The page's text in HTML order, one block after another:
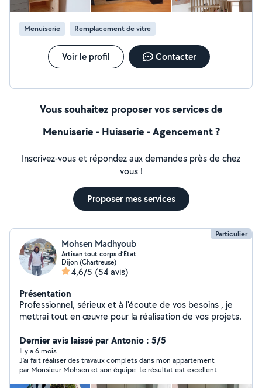
Menuiserie Remplacement de vitre
Voir le profil Contacter
Vous souhaitez proposer vos services de
Menuiserie - Huisserie - Agencement ?
Inscrivez-vous et répondez aux demandes près de chez
vous !
Proposer mes services
Particulier
Mohsen Madhyoub
Artisan tout corps d’État
Dijon (Chartreuse)
4,6/5 (54 avis)
Présentation
Professionnel, sérieux et à l'écoute de vos besoins , je
mettrai tout en œuvre pour la réalisation de vos projets.
Dernier avis laissé par Antonio : 5/5
Il y a 6 mois
J’ai fait réaliser des travaux complets dans mon appartement
par Monsieur Mohsen et son équipe. Le résultat est excellent. Il